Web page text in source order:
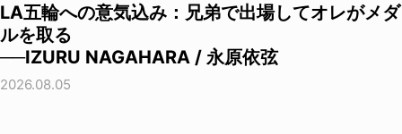
LA五輪への意気込み：兄弟で出場してオレがメダ
ルを取る
──IZURU NAGAHARA / 永原依弦
2026.08.05